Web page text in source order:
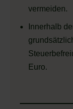
vermeiden.
Innerhalb
Euro.